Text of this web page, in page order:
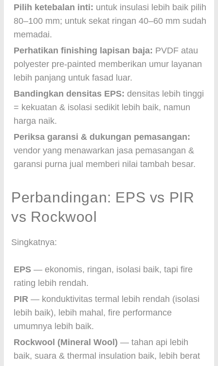
Pilih ketebalan inti: untuk insulasi lebih baik pilih
80–100 mm; untuk sekat ringan 40–60 mm sudah
memadai.
Perhatikan finishing lapisan baja: PVDF atau
polyester pre-painted memberikan umur layanan
lebih panjang untuk fasad luar.
Bandingkan densitas EPS: densitas lebih tinggi
= kekuatan & isolasi sedikit lebih baik, namun
harga naik.
Periksa garansi & dukungan pemasangan:
vendor yang menawarkan jasa pemasangan &
garansi purna jual memberi nilai tambah besar.
Perbandingan: EPS vs PIR
vs Rockwool
Singkatnya:
EPS — ekonomis, ringan, isolasi baik, tapi fire
rating lebih rendah.
PIR — konduktivitas termal lebih rendah (isolasi
lebih baik), lebih mahal, fire performance
umumnya lebih baik.
Rockwool (Mineral Wool) — tahan api lebih
baik, suara & thermal insulation baik, lebih berat